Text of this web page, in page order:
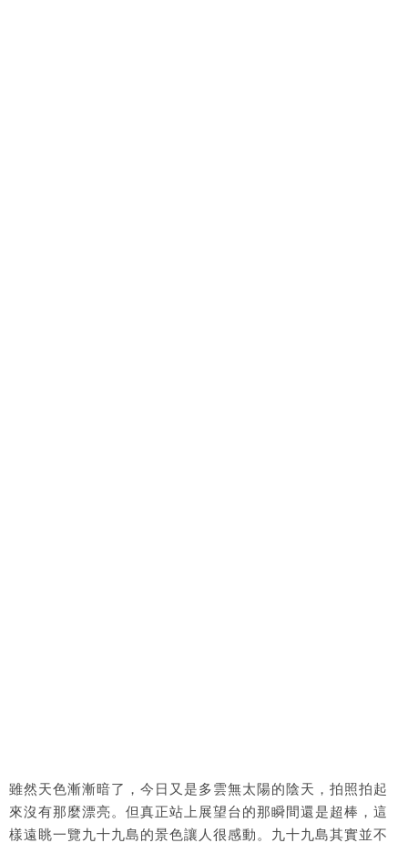
雖然天色漸漸暗了，今日又是多雲無太陽的陰天，拍照拍起
來沒有那麼漂亮。但真正站上展望台的那瞬間還是超棒，這
樣遠眺一覽九十九島的景色讓人很感動。九十九島其實並不